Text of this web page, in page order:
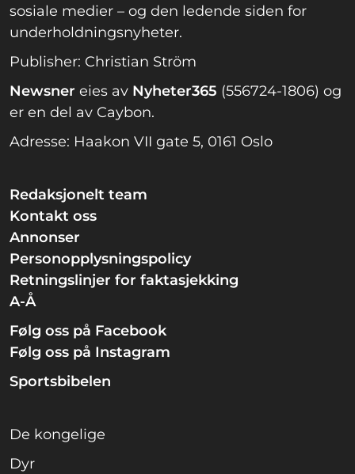
sosiale medier – og den ledende siden for
underholdningsnyheter.
Publisher: Christian Ström
Newsner eies av Nyheter365 (556724-1806) og
er en del av Caybon.
Adresse: Haakon VII gate 5, 0161 Oslo
Redaksjonelt team
Kontakt oss
Annonser
Personopplysningspolicy
Retningslinjer for faktasjekking
A-Å
Følg oss på Facebook
Følg oss på Instagram
Sportsbibelen
De kongelige
Dyr